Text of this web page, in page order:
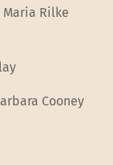
Maria Rilke
Cooney